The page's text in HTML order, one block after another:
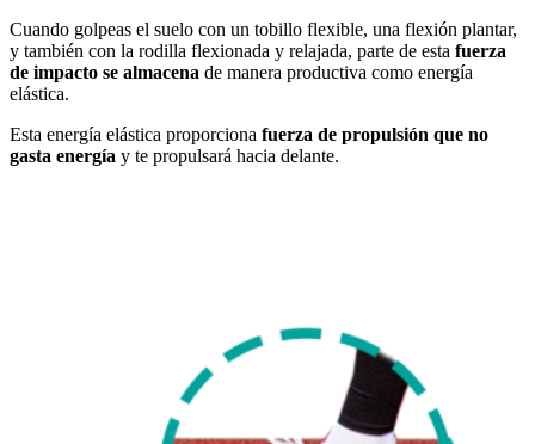
Cuando golpeas el suelo con un tobillo flexible, una flexión plantar,
y también con la rodilla flexionada y relajada, parte de esta fuerza
de impacto se almacena de manera productiva como energía
elástica.
Esta energía elástica proporciona fuerza de propulsión que no
gasta energía y te propulsará hacia delante.